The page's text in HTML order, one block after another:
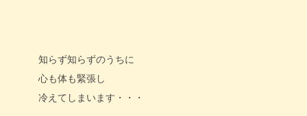
知らず知らずのうちに
心も体も緊張し
冷えてしまいます・・・